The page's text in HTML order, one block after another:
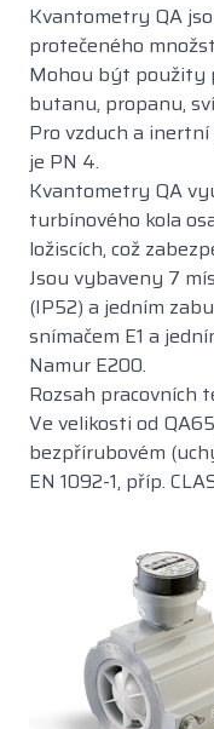
Kvantometry QA
protečeného
Mohou být použity
butanu, propanu,
Pro vzduch a
je PN 4.
Kvantometry QA
turbínového kola
ložiscích, což
Jsou vybaveny 7
(IP52) a jedním
snímačem E1 a
Namur E200.
Rozsah pracovních
Ve velikosti od
bezpřírubovém
EN 1092-1, příp.